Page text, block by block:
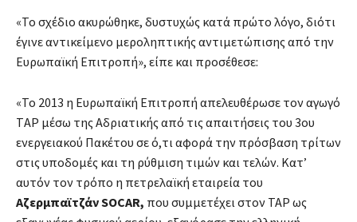
«Το σχέδιο ακυρώθηκε, δυστυχώς κατά πρώτο λόγο, διότι
έγινε αντικείμενο μεροληπτικής αντιμετώπισης από την
Ευρωπαϊκή Επιτροπή», είπε και προσέθεσε:
«Το 2013 η Ευρωπαϊκή Επιτροπή απελευθέρωσε τον αγωγό
ΤAP μέσω της Αδριατικής από τις απαιτήσεις του 3ου
ενεργειακού Πακέτου σε ό,τι αφορά την πρόσβαση τρίτων
στις υποδομές και τη ρύθμιση τιμών και τελών. Κατ’
αυτόν τον τρόπο η πετρελαϊκή εταιρεία του
Αζερμπαϊτζάν SOCAR, που συμμετέχει στον ΤΑΡ ως